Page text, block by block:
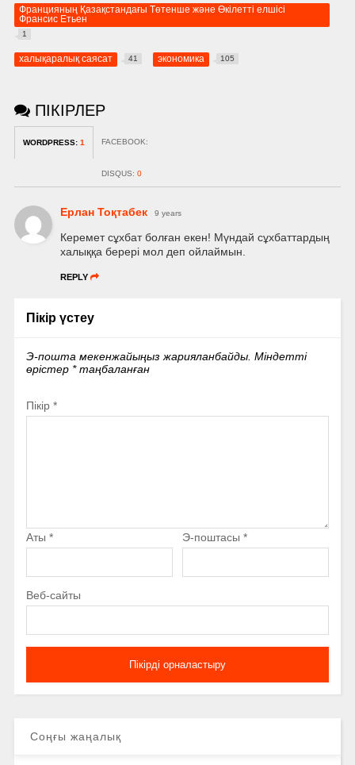
Францияның Қазақстандағы Төтенше және Өкілетті елшісі
Франсис Етьен
1
халықаралық саясат 41 экономика 105
ПІКІРЛЕР
WORDPRESS: 1 FACEBOOK:
DISQUS: 0
Ерлан Тоқтабек 9 years
Керемет сұхбат болған екен! Мүндай сұхбаттардың
халыққа берері мол деп ойлаймын.
REPLY
Пікір үстеу
Э-пошта мекенжайыңыз жарияланбайды. Міндетті
өрістер *таңбаланған
Пікір *
Аты * Э-поштасы *
Веб-сайты
Соңғы жаңалық